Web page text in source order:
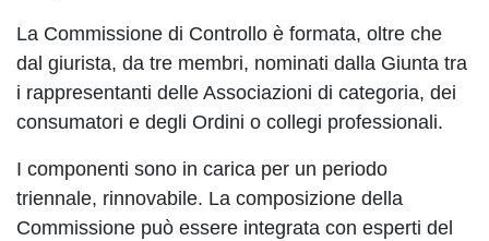
La Commissione di Controllo è formata, oltre che
dal giurista, da tre membri, nominati dalla Giunta tra
i rappresentanti delle Associazioni di categoria, dei
consumatori e degli Ordini o collegi professionali.
I componenti sono in carica per un periodo
triennale, rinnovabile. La composizione della
Commissione può essere integrata con esperti del